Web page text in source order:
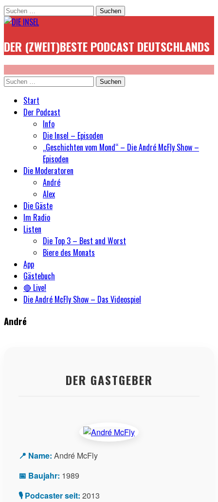
Suchen
nach:
DER (ZWEIT)BESTE PODCAST DEUTSCHLANDS
Suchen
Start
Der Podcast
Info
Die Insel – Episoden
„Geschichten vom Mond“ – Die André McFly Show –
Episoden
Die Moderatoren
André
Alex
Die Gäste
Im Radio
Listen
Die Top 3 – Best and Worst
Biere des Monats
App
Gästebuch
🔴 Live!
Die André McFly Show – Das Videospiel
André
DER GASTGEBER
📍 Name: André McFly
📅 Baujahr: 1989
🎙️ Podcaster seit: 2013